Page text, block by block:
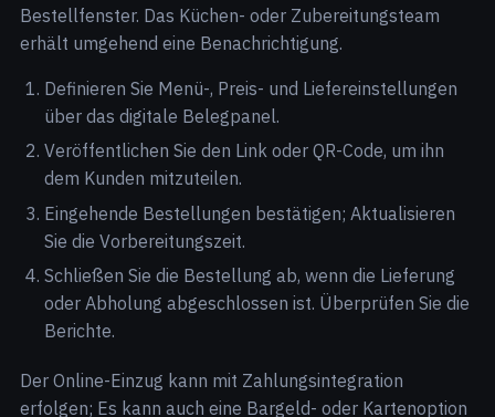
Bestellfenster. Das Küchen- oder Zubereitungsteam
erhält umgehend eine Benachrichtigung.
Definieren Sie Menü-, Preis- und Liefereinstellungen
über das digitale Belegpanel.
Veröffentlichen Sie den Link oder QR-Code, um ihn
dem Kunden mitzuteilen.
Eingehende Bestellungen bestätigen; Aktualisieren
Sie die Vorbereitungszeit.
Schließen Sie die Bestellung ab, wenn die Lieferung
oder Abholung abgeschlossen ist. Überprüfen Sie die
Berichte.
Der Online-Einzug kann mit Zahlungsintegration
erfolgen; Es kann auch eine Bargeld- oder Kartenoption